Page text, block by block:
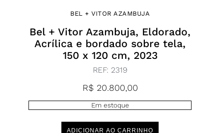
BEL + VITOR AZAMBUJA
Bel + Vitor Azambuja, Eldorado,
Acrílica e bordado sobre tela,
150 x 120 cm, 2023
REF: 2319
R$ 20.800,00
Em estoque
ADICIONAR AO CARRINHO